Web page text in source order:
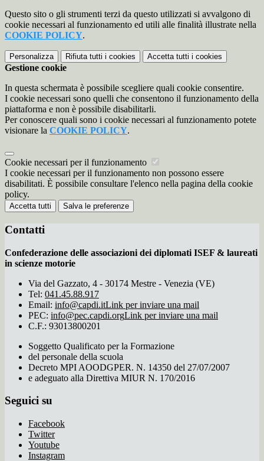
Questo sito o gli strumenti terzi da questo utilizzati si avvalgono di
cookie necessari al funzionamento ed utili alle finalità illustrate nella
COOKIE POLICY.
Personalizza Rifiuta tutti i cookies Accetta tutti i cookies
Gestione cookie
In questa schermata è possibile scegliere quali cookie consentire.
I cookie necessari sono quelli che consentono il funzionamento della
piattaforma e non è possibile disabilitarli.
Per conoscere quali sono i cookie necessari al funzionamento potete
visionare la COOKIE POLICY.
Cookie necessari per il funzionamento
I cookie necessari per il funzionamento non possono essere
disabilitati. È possibile consultare l'elenco nella pagina della cookie
policy.
Accetta tutti Salva le preferenze
Contatti
Confederazione delle associazioni dei diplomati ISEF & laureati
in scienze motorie
Via del Gazzato, 4 - 30174 Mestre - Venezia (VE)
Tel: 041.45.88.917
Email: info@capdi.itLink per inviare una mail
PEC: info@pec.capdi.orgLink per inviare una mail
C.F.: 93013800201
Soggetto Qualificato per la Formazione
del personale della scuola
Decreto MPI AOODGPER. N. 14350 del 27/07/2007
e adeguato alla Direttiva MIUR N. 170/2016
Seguici su
Facebook
Twitter
Youtube
Instagram